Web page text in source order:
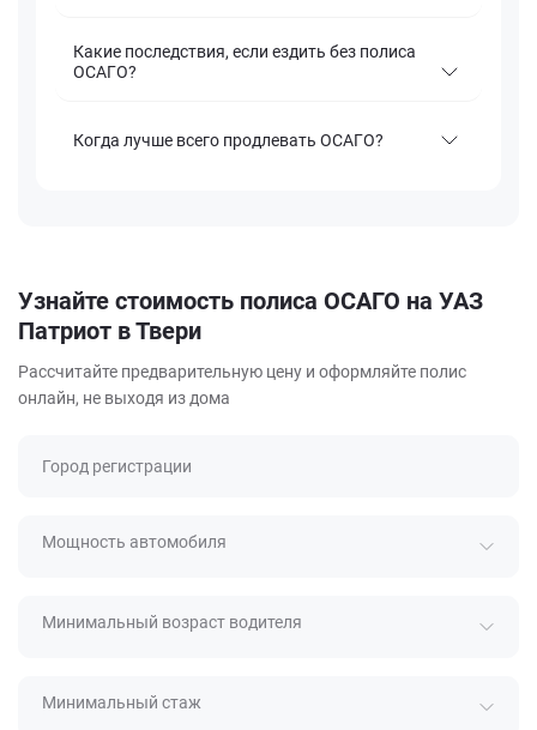
Какие последствия, если ездить без полиса
ОСАГО?
Когда лучше всего продлевать ОСАГО?
Узнайте стоимость полиса ОСАГО на УАЗ
Патриот в Твери
Рассчитайте предварительную цену и оформляйте полис
онлайн, не выходя из дома
Город регистрации
Мощность автомобиля
Минимальный возраст водителя
Минимальный стаж